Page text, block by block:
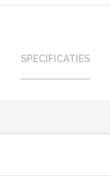
SPECIFICATIES